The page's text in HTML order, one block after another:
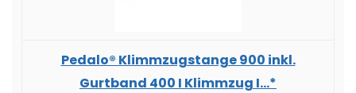
Pedalo® Klimmzugstange 900 inkl.
Gurtband 400 I Klimmzug I...*